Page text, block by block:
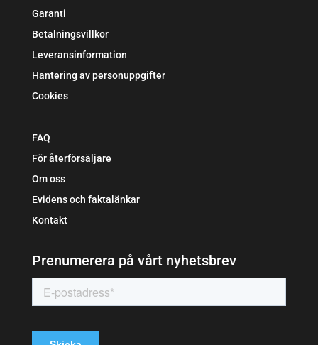
Garanti
Betalningsvillkor
Leveransinformation
Hantering av personuppgifter
Cookies
FAQ
För återförsäljare
Om oss
Evidens och faktalänkar
Kontakt
Prenumerera på vårt nyhetsbrev